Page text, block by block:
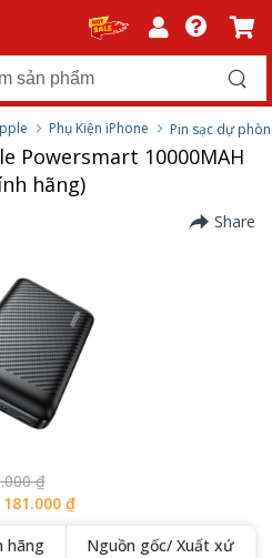
Phụ Kiện iPhone Pin sạc dự
Powersmart 10000MAH
hãng)
Share
₫
₫
hãng
Nguồn gốc/ Xuất xứ